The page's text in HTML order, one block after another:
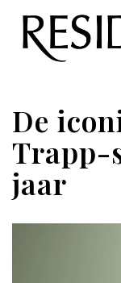
De
Trapp-
jaar